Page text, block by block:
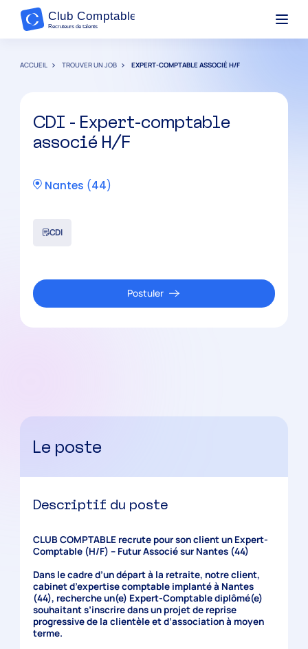
ACCUEIL TROUVER UN JOB EXPERT-COMPTABLE ASSOCIÉ H/F
CDI - Expert-comptable
associé H/F
Nantes (44)
CDI
Postuler
Le poste
Descriptif du poste
CLUB COMPTABLE recrute pour son client un Expert-
Comptable (H/F) – Futur Associé sur Nantes (44)
Dans le cadre d’un départ à la retraite, notre client,
cabinet d’expertise comptable implanté à Nantes
(44), recherche un(e) Expert-Comptable diplômé(e)
souhaitant s’inscrire dans un projet de reprise
progressive de la clientèle et d’association à moyen
terme.